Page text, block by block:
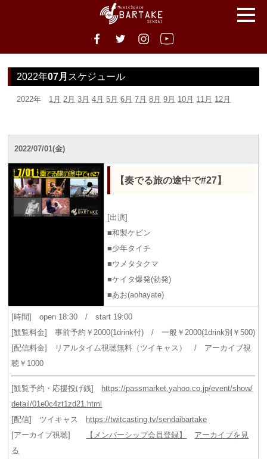
2022年07月 スケジュール
2022年 1月 2月 3月 4月 5月 6月 7月 8月 9月 10月 11月 12月
2022/07/01(金)
【奏でる旅の途中で#27】
[出演]
■和製ケビン
■少年タイチ
■ウメタタクマ
■ケイタ爆発(勃発)
■あお(aohayate)
[時間] open 18:30 / start 19:00
[観覧料金] 事前予約￥2000(1drink付) / 一般￥2000(1drink別￥500)
[配信料金] リアルタイム視聴無料（ツイキャス） / アーカイブ視
聴￥1000
[観覧予約・応援投げ銭] https://passmarket.yahoo.co.jp/event/show/
detail/01e0c4zt1zd21.html
[配信] ツイキャス https://twitcasting.tv/sendaibartake
[アーカイブ視聴]
【メンバーシップ会員登録】
アーカイブを見
る